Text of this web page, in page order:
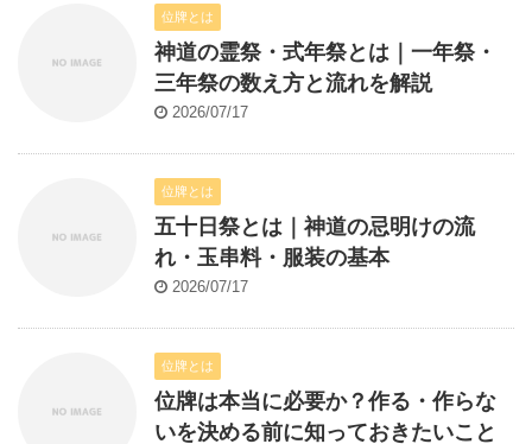
位牌とは
神道の霊祭・式年祭とは｜一年祭・
三年祭の数え方と流れを解説
2026/07/17
位牌とは
五十日祭とは｜神道の忌明けの流
れ・玉串料・服装の基本
2026/07/17
位牌とは
位牌は本当に必要か？作る・作らな
いを決める前に知っておきたいこと